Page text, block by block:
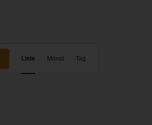
Ansichten-
Liste Monat Tag